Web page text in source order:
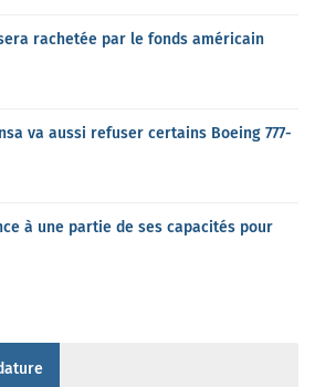
rachetée par le fonds américain
va aussi refuser certains Boeing 777-
à une partie de ses capacités pour